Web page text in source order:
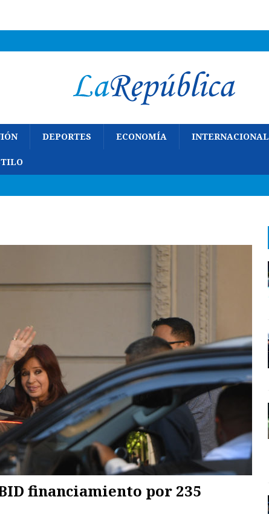
DEPORTES ECONOMÍA INTERNACIONAL
financiamiento por 235